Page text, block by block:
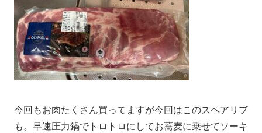
今回もお肉たくさん買ってますが今回はこのスペアリブ
も。早速圧力鍋でトロトロにしてお蕎麦に乗せてソーキ